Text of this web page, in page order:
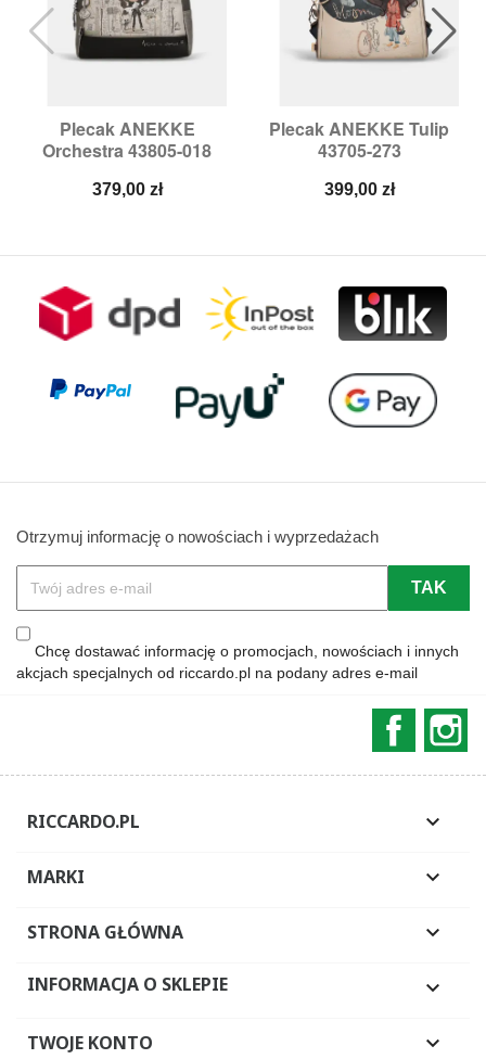
Plecak ANEKKE
Orchestra 43805-018
Cena
379,00 zł
Plecak ANEKKE Tulip
43705-273
Cena
399,00 zł
Otrzymuj informację o nowościach i wyprzedażach
Chcę dostawać informację o promocjach, nowościach i innych
akcjach specjalnych od riccardo.pl na podany adres e-mail
RICCARDO.PL 
MARKI 
STRONA GŁÓWNA 
INFORMACJA O SKLEPIE 
TWOJE KONTO 